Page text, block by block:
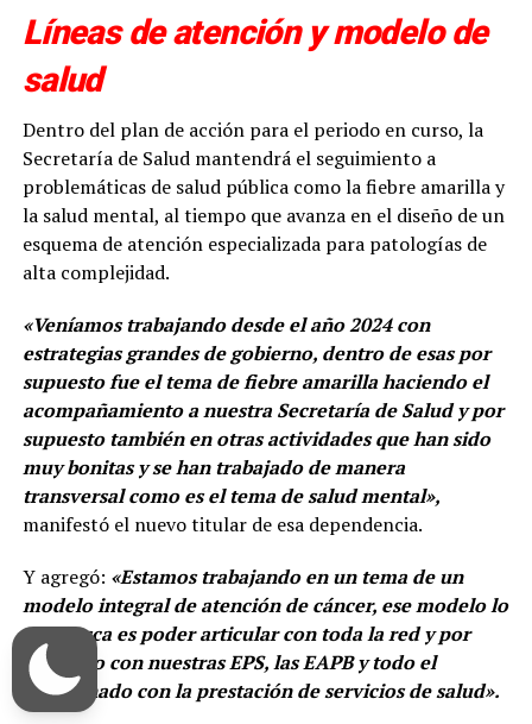
Líneas de atención y modelo de
salud
Dentro del plan de acción para el periodo en curso, la
Secretaría de Salud mantendrá el seguimiento a
problemáticas de salud pública como la fiebre amarilla y
la salud mental, al tiempo que avanza en el diseño de un
esquema de atención especializada para patologías de
alta complejidad.
«Veníamos trabajando desde el año 2024 con
estrategias grandes de gobierno, dentro de esas por
supuesto fue el tema de fiebre amarilla haciendo el
acompañamiento a nuestra Secretaría de Salud y por
supuesto también en otras actividades que han sido
muy bonitas y se han trabajado de manera
transversal como es el tema de salud mental»,
manifestó el nuevo titular de esa dependencia.
Y agregó: «Estamos trabajando en un tema de un
modelo integral de atención de cáncer, ese modelo lo
que busca es poder articular con toda la red y por
supuesto con nuestras EPS, las EAPB y todo el
relacionado con la prestación de servicios de salud».